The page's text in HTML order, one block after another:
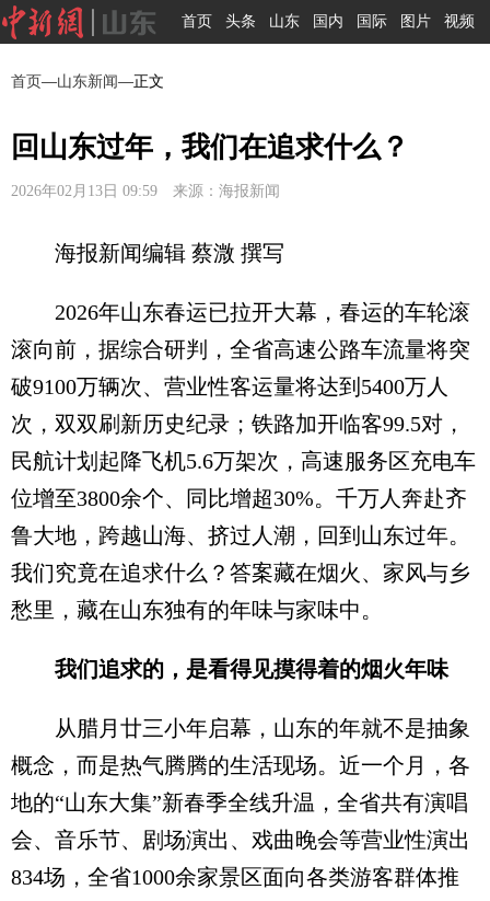
首页 头条 山东 国内 国际 图片 视频
首页—山东新闻—正文
回山东过年，我们在追求什么？
2026年02月13日 09:59 来源：海报新闻
海报新闻编辑 蔡溦 撰写
2026年山东春运已拉开大幕，春运的车轮滚
滚向前，据综合研判，全省高速公路车流量将突
破9100万辆次、营业性客运量将达到5400万人
次，双双刷新历史纪录；铁路加开临客99.5对，
民航计划起降飞机5.6万架次，高速服务区充电车
位增至3800余个、同比增超30%。千万人奔赴齐
鲁大地，跨越山海、挤过人潮，回到山东过年。
我们究竟在追求什么？答案藏在烟火、家风与乡
愁里，藏在山东独有的年味与家味中。
我们追求的，是看得见摸得着的烟火年味
从腊月廿三小年启幕，山东的年就不是抽象
概念，而是热气腾腾的生活现场。近一个月，各
地的“山东大集”新春季全线升温，全省共有演唱
会、音乐节、剧场演出、戏曲晚会等营业性演出
834场，全省1000余家景区面向各类游客群体推